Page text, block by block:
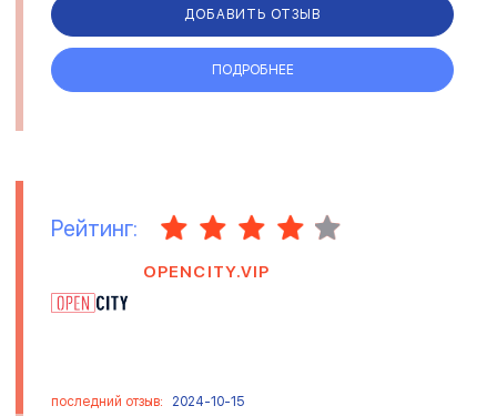
ДОБАВИТЬ ОТЗЫВ
ПОДРОБНЕЕ
Рейтинг:
OPENCITY.VIP
последний отзыв: 2024-10-15